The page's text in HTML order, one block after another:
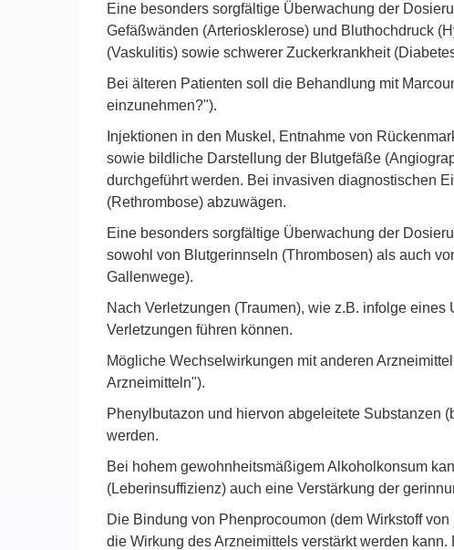
Eine besonders sorgfältige Überwachung der
Gefäßwänden (Arteriosklerose) und Bluthochdruck
(Vaskulitis) sowie schwerer Zuckerkrankheit
Bei älteren Patienten soll die Behandlung mit
einzunehmen?").
Injektionen in den Muskel, Entnahme von
sowie bildliche Darstellung der Blutgefäße
durchgeführt werden. Bei invasiven diagnostischen
(Rethrombose) abzuwägen.
Eine besonders sorgfältige Überwachung der
sowohl von Blutgerinnseln (Thrombosen) als auch
Gallenwege).
Nach Verletzungen (Traumen), wie z.B. infolge
Verletzungen führen können.
Mögliche Wechselwirkungen mit anderen
Arzneimitteln").
Phenylbutazon und hiervon abgeleitete Substanzen
werden.
Bei hohem gewohnheitsmäßigem Alkoholkonsum
(Leberinsuffizienz) auch eine Verstärkung der
Die Bindung von Phenprocoumon (dem Wirkstoff
die Wirkung des Arzneimittels verstärkt werden